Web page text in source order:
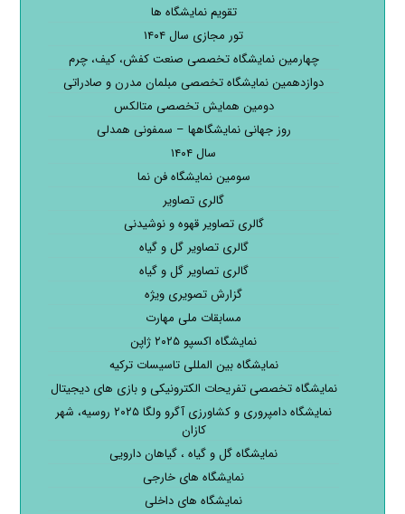
تقویم نمایشگاه ها
تور مجازی سال ۱۴۰۴
چهارمین نمایشگاه تخصصی صنعت کفش، کیف، چرم
دوازدهمین نمایشگاه تخصصی مبلمان مدرن و صادراتی
دومین همایش تخصصی متالکس
روز جهانی نمایشگاهها – سمفونی همدلی
سال ۱۴۰۴
سومین نمایشگاه فن نما
گالری تصاویر
گالری تصاویر قهوه و نوشیدنی
گالری تصاویر گل و گیاه
گالری تصاویر گل و گیاه
گزارش تصویری ویژه
مسابقات ملی مهارت
نمایشگاه اکسپو ۲۰۲۵ ژاپن
نمایشگاه بین المللی تاسیسات ترکیه
نمایشگاه تخصصی تفریحات الکترونیکی و بازی های دیجیتال
نمایشگاه دامپروری و کشاورزی آگرو ولگا ۲۰۲۵ روسیه، شهر
کازان
نمایشگاه گل و گیاه ، گیاهان دارویی
نمایشگاه های خارجی
نمایشگاه های داخلی